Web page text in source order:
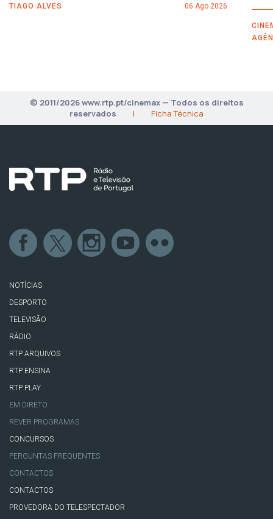
TIAGO ALVES 06 Ago 2026
© 2011/2026 www.rtp.pt/cinemax — Todos os direitos
reservados
| Ficha Técnica
NOTÍCIAS
DESPORTO
TELEVISÃO
RÁDIO
RTP ARQUIVOS
RTP ENSINA
RTP PLAY
EM DIRETO
REVER PROGRAMAS
CONCURSOS
PERGUNTAS FREQUENTES
CONTACTOS
CONTACTOS
PROVEDORA DO TELESPECTADOR